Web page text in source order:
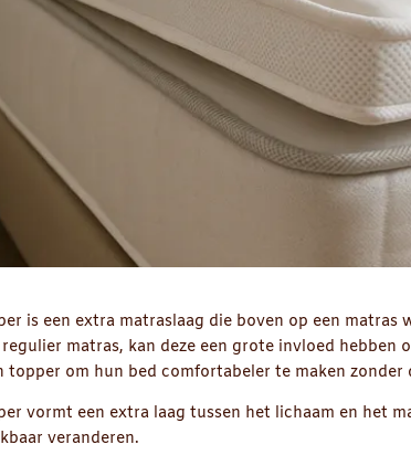
is een extra matraslaag die boven op een
matras, kan deze een grote invloed hebben
topper om hun bed comfortabeler te maken
vormt een extra laag tussen het lichaam en het
veranderen.